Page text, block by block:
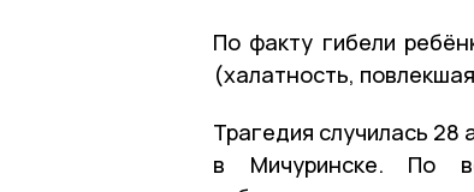
По факту гибели
(халатность,
Трагедия случилась 28
в Мичуринске. По